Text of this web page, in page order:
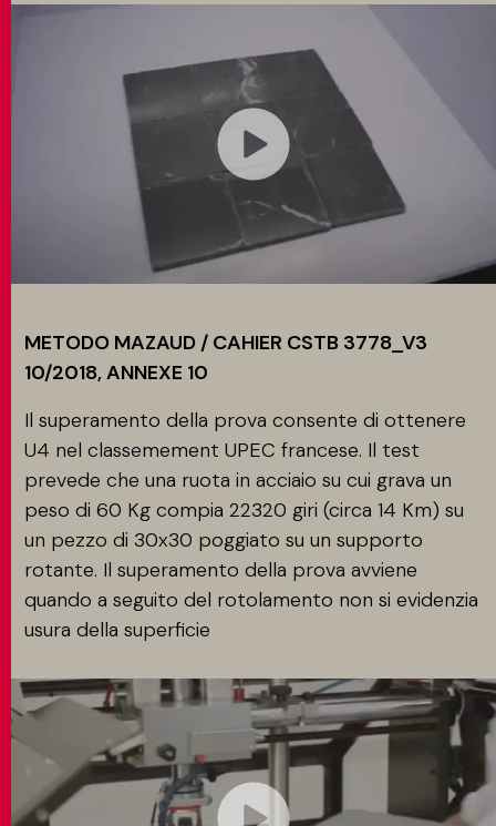
METODO MAZAUD / CAHIER CSTB 3778_V3
10/2018, ANNEXE 10
Il superamento della prova consente di ottenere
U4 nel classemement UPEC francese. Il test
prevede che una ruota in acciaio su cui grava un
peso di 60 Kg compia 22320 giri (circa 14 Km) su
un pezzo di 30x30 poggiato su un supporto
rotante. Il superamento della prova avviene
quando a seguito del rotolamento non si evidenzia
usura della superficie